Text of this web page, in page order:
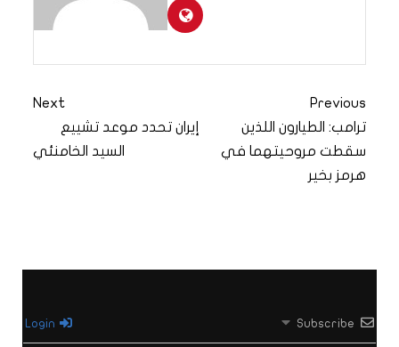
Previous
ترامب: الطيارون اللذين
سقطت مروحيتهما في
هرمز بخير
Next
إيران تحدد موعد تشييع
السيد الخامنئي
Subscribe